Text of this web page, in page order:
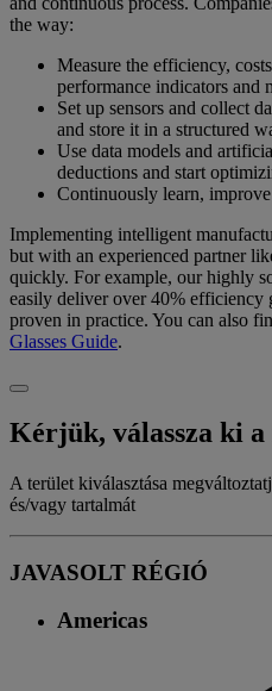
the way:
Measure the efficiency,
performance indicators and
Set up sensors and collect
and store it in a structured
Use data models and
deductions and start
Continuously learn, improve
Implementing intelligent
but with an experienced partner
quickly. For example, our highly
easily deliver over 40% efficiency
proven in practice. You can also
Glasses Guide.
Kérjük, válassza ki
A terület kiválasztása
és/vagy tartalmát
JAVASOLT RÉGIÓ
Americas